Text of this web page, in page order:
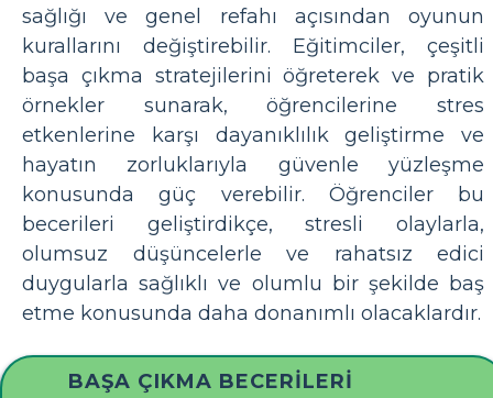
sağlığı ve genel refahı açısından oyunun
kurallarını değiştirebilir. Eğitimciler, çeşitli
başa çıkma stratejilerini öğreterek ve pratik
örnekler sunarak, öğrencilerine stres
etkenlerine karşı dayanıklılık geliştirme ve
hayatın zorluklarıyla güvenle yüzleşme
konusunda güç verebilir. Öğrenciler bu
becerileri geliştirdikçe, stresli olaylarla,
olumsuz düşüncelerle ve rahatsız edici
duygularla sağlıklı ve olumlu bir şekilde baş
etme konusunda daha donanımlı olacaklardır.
BAŞA ÇIKMA BECERILERI